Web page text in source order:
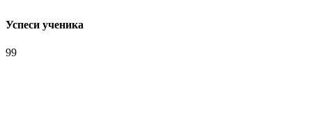
Успеси ученика
99